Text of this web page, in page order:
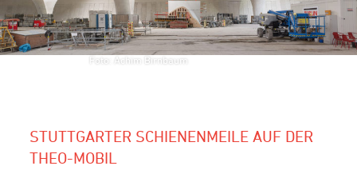
Foto: Achim Birnbaum
STUTTGARTER SCHIENENMEILE AUF DER
THEO-MOBIL